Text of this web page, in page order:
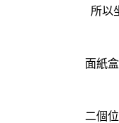
所以
面紙
二個